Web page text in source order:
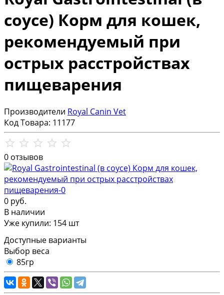
соусе) Корм для кошек,
рекомендуемый при
острых расстройствах
пищеварения
Производители Royal Canin Vet
Код Товара: 11177
0 отзывов
0 руб.
В наличии
Уже купили: 154 шт
Доступные варианты
Выбор веса
85гр